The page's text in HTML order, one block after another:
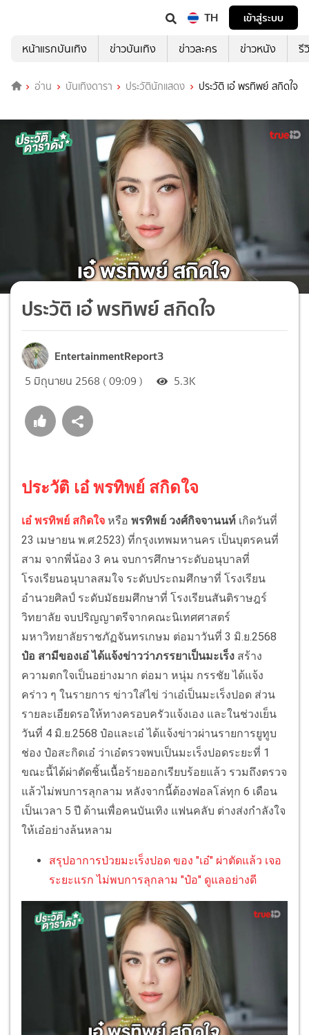
TH
เข้าสู่ระบบ
หน้าแรกบันเทิง
ข่าวบันเทิง ข่าวละคร ข่าวหนัง รี
อ่าน บันเทิงดารา ประวัตินักแสดง ประวัติ เอ๋ พรทิพย์ สกิดใจ
ประวัติ เอ๋ พรทิพย์ สกิดใจ
EntertainmentReport3
5 มิถุนายน 2568 ( 09:09 ) 5.3K
ประวัติ เอ๋ พรทิพย์ สกิดใจ
เอ๋ พรทิพย์ สกิดใจ หรือ พรทิพย์ วงศ์กิจจานนท์ เกิดวันที่
23 เมษายน พ.ศ.2523) ที่กรุงเทพมหานคร เป็นบุตรคนที่
สาม จากพี่น้อง 3 คน จบการศึกษาระดับอนุบาลที่
โรงเรียนอนุบาลสมใจ ระดับประถมศึกษาที่ โรงเรียน
อำนวยศิลป์ ระดับมัธยมศึกษาที่ โรงเรียนสันติราษฎร์
วิทยาลัย จบปริญญาตรีจากคณะนิเทศศาสตร์
มหาวิทยาลัยราชภัฏจันทรเกษม ต่อมาวันที่ 3 มิ.ย.2568
ป๋อ สามีของเอ๋ ได้แจ้งข่าวว่าภรรยาเป็นมะเร็ง สร้าง
ความตกใจเป็นอย่างมาก ต่อมา หนุ่ม กรรชัย ได้แจ้ง
คร่าว ๆ ในรายการ ข่าวใส่ไข่ ว่าเอ๋เป็นมะเร็งปอด ส่วน
รายละเอียดรอให้ทางครอบครัวแจ้งเอง และในช่วงเย็น
วันที่ 4 มิ.ย.2568 ป๋อและเอ๋ ได้แจ้งข่าวผ่านรายการยูทูบ
ช่อง ป๋อสะกิดเอ๋ ว่าเอ๋ตรวจพบเป็นมะเร็งปอดระยะที่ 1
ขณะนี้ได้ผ่าตัดชิ้นเนื้อร้ายออกเรียบร้อยแล้ว รวมถึงตรวจ
แล้วไม่พบการลุกลาม หลังจากนี้ต้องฟอลโล่ทุก 6 เดือน
เป็นเวลา 5 ปี ด้านเพื่อคนบันเทิง แฟนคลับ ต่างส่งกำลังใจ
ให้เอ๋อย่างล้นหลาม
สรุปอาการป่วยมะเร็งปอด ของ "เอ๋" ผ่าตัดแล้ว เจอ
ระยะแรก ไม่พบการลุกลาม "ป๋อ" ดูแลอย่างดี